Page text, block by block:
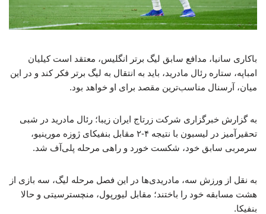
باکاری سانیا، مدافع سابق لیگ برتر انگلیس، معتقد است کیلیان
امباپه، ستاره رئال مادرید، باید به انتقال به لیگ برتر فکر کند و در این
میان، آرسنال مناسب‌ترین مقصد برای او خواهد بود.
به گزارش خبرگزاری شرکت زرتاج ایران زیبا؛ رئال مادرید در شبی
تحقیرآمیز در لیسبون با نتیجه ۴-۲ مقابل بنفیکای ژوزه مورینیو،
سرمربی سابق خود، شکست خورد و راهی مرحله پلی‌آف شد.
به نقل از ورزش سه، مادریدی‌ها در این فصل مرحله لیگ، سه بازی از
هشت مسابقه خود را باختند؛ مقابل لیورپول، منچسترسیتی و حالا
بنفیکا.